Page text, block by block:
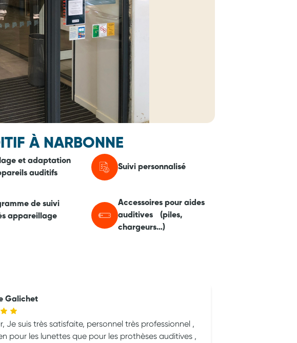
À NARBONNE
et adaptation
auditifs
Suivi personnalisé
de suivi
appareillage
Accessoires pour aides
auditives (piles,
chargeurs…)
Galichet
Je suis très satisfaite, personnel très professionnel ,
pour les lunettes que pour les prothèses auditives ,